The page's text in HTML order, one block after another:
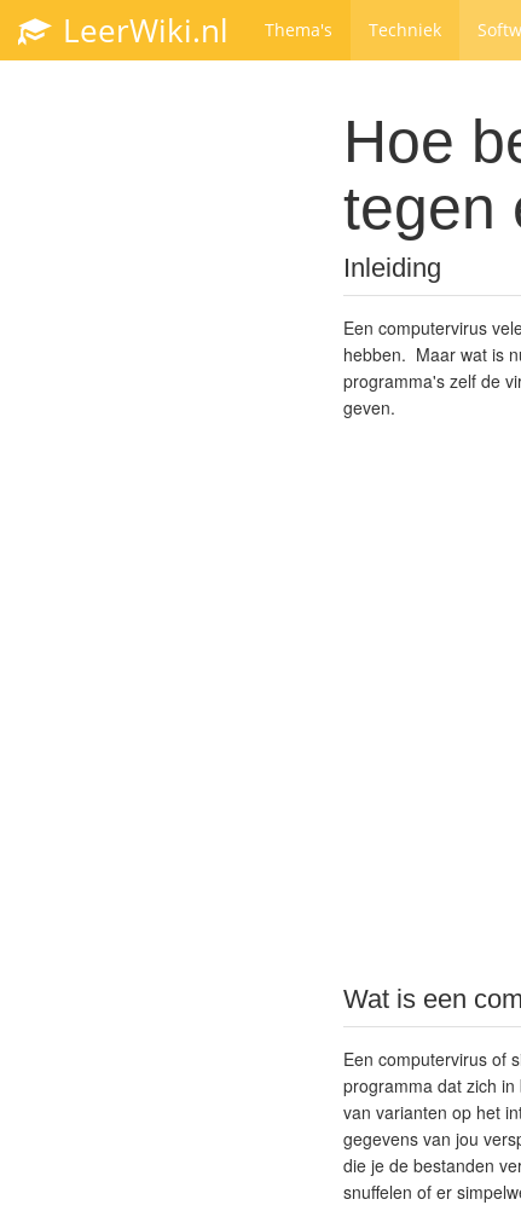
LeerWiki.nl Thema's Techniek
Hoe
tegen
Inleiding
Een computervirus
hebben. Maar wat is
programma's zelf de
geven.
Wat is een
Een computervirus of
programma dat zich
van varianten op het
gegevens van jou
die je de bestanden
snuffelen of er